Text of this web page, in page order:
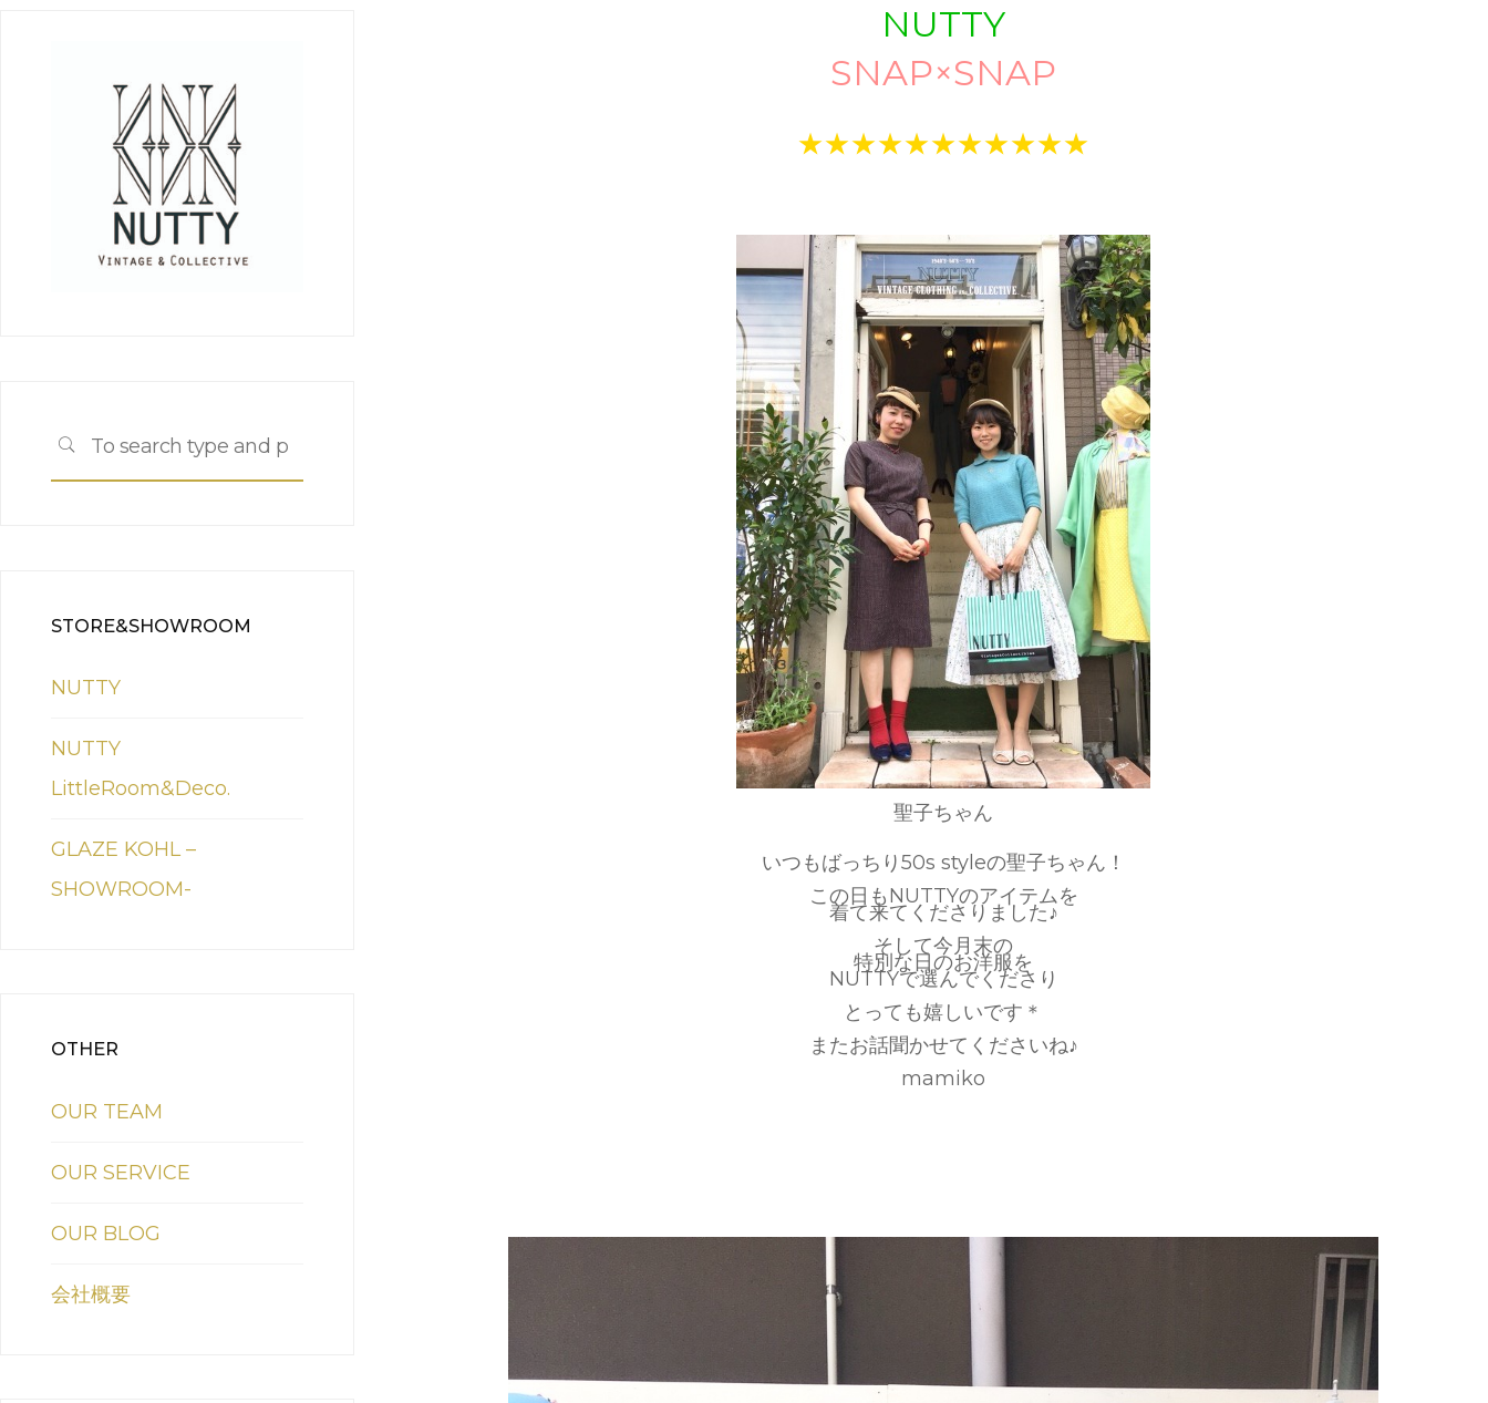
NUTTY
SNAP×SNAP
★★★★★★★★★★★
聖子ちゃん
いつもばっちり50s styleの聖子ちゃん！
この日もNUTTYのアイテムを
着て来てくださりました♪
そして今月末の
特別な日のお洋服を
NUTTYで選んでくださり
とっても嬉しいです＊
またお話聞かせてくださいね♪
mamiko
SEARCH
STORE&SHOWROOM
NUTTY
NUTTY
LittleRoom&Deco.
GLAZE KOHL –
SHOWROOM-
OTHER
OUR TEAM
OUR SERVICE
OUR BLOG
会社概要